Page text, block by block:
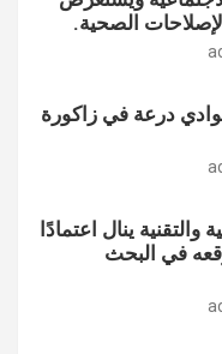
درعة في زاكورة
ينال اعتمادًا
في البحث